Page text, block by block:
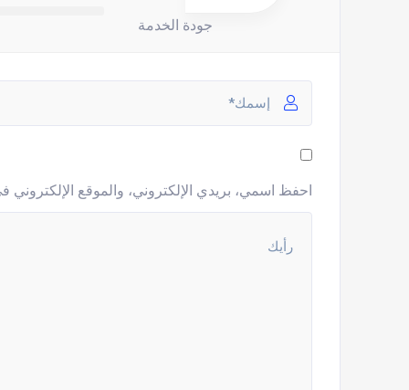
جودة الخدمة
احفظ اسمي، بريدي الإلكتروني، والموقع الإلكتروني